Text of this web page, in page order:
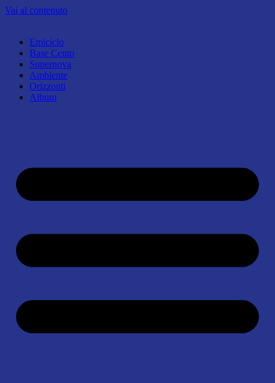
Vai al contenuto
Emiciclo
Base Cento
Supernova
Ambiente
Orizzonti
Album